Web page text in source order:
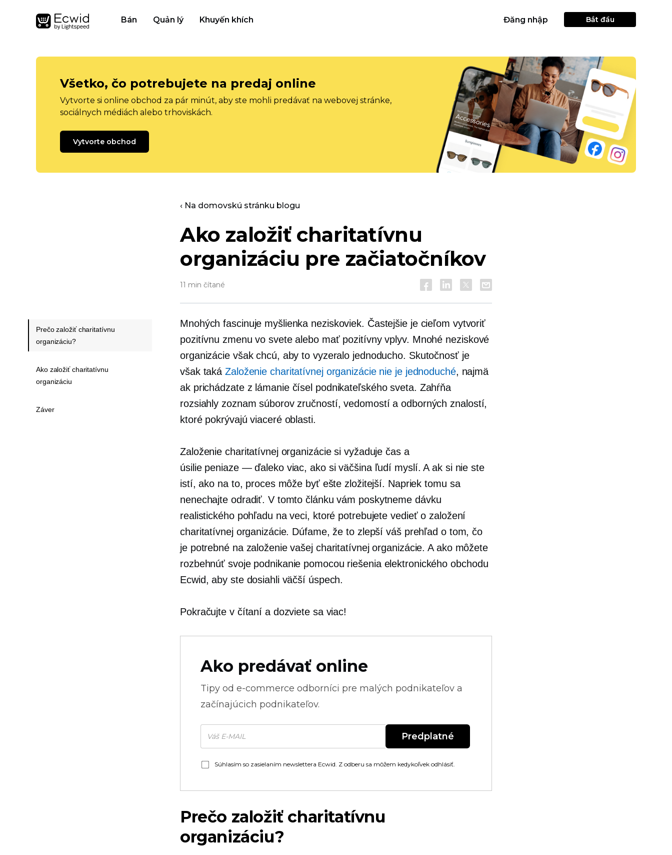
Bán Quản lý Khuyến khích Đăng nhập Bắt đầu
Všetko, čo potrebujete na predaj online
Vytvorte si online obchod za pár minút, aby ste mohli predávať na webovej stránke,
sociálnych médiách alebo trhoviskách.
Vytvorte obchod
‹ Na domovskú stránku blogu
Ako založiť charitatívnu
organizáciu pre začiatočníkov
11 min čítané
Mnohých fascinuje myšlienka neziskoviek. Častejšie je cieľom vytvoriť
pozitívnu zmenu vo svete alebo mať pozitívny vplyv. Mnohé neziskové
organizácie však chcú, aby to vyzeralo jednoducho. Skutočnosť je
však takáZaloženie charitatívnej organizácie nie je jednoduché, najmä
ak prichádzate z lámanie čísel podnikateľského sveta. Zahŕňa
rozsiahly zoznam súborov zručností, vedomostí a odborných znalostí,
ktoré pokrývajú viaceré oblasti.
Založenie charitatívnej organizácie si vyžaduje čas a
úsilie peniaze — ďalekoviac, ako si väčšina ľudí myslí. A ak si nie ste
istí, ako na to, proces môže byť ešte zložitejší. Napriek tomu sa
nenechajte odradiť. V tomto článku vám poskytneme dávku
realistického pohľadu na veci, ktoré potrebujete vedieť o založení
charitatívnej organizácie. Dúfame, že to zlepší váš prehľad o tom, čo
je potrebné na založenie vašej charitatívnej organizácie. A ako môžete
rozbehnúť svoje podnikanie pomocou riešenia elektronického obchodu
Ecwid, aby ste dosiahli väčší úspech.
Pokračujte v čítaní a dozviete sa viac!
Ako predávať online
Tipy od e-commerce odborníci pre malých podnikateľov a
začínajúcich podnikateľov.
Predplatné
Súhlasím so zasielaním newslettera Ecwid. Z odberu sa môžem kedykoľvek odhlásiť.
Prečo založiť charitatívnu
organizáciu?
Prečo založiť charitatívnu
organizáciu?
Ako založiť charitatívnu
organizáciu
Záver